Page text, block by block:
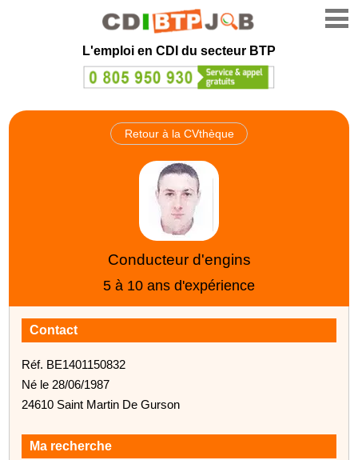
L'emploi en CDI du secteur BTP
Retour à la CVthèque
Conducteur d'engins
5 à 10 ans d'expérience
Contact
Réf. BE1401150832
Né le 28/06/1987
24610 Saint Martin De Gurson
Ma recherche